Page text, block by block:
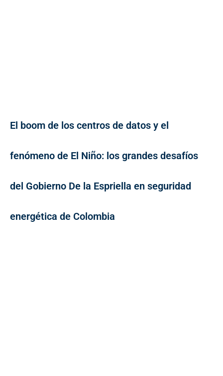
El boom de los centros de datos y el
fenómeno de El Niño: los grandes desafíos
del Gobierno De la Espriella en seguridad
energética de Colombia